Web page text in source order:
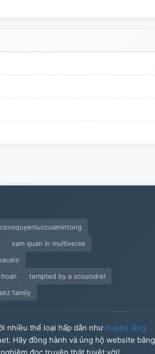
covoquyenluccuamintong
xam quan in multiverse
tempted by a scoundrel
family
nhiều thể loại hấp dẫn nhưtruyện lãng
Hãy đồng hành và ủng hộ website bằng